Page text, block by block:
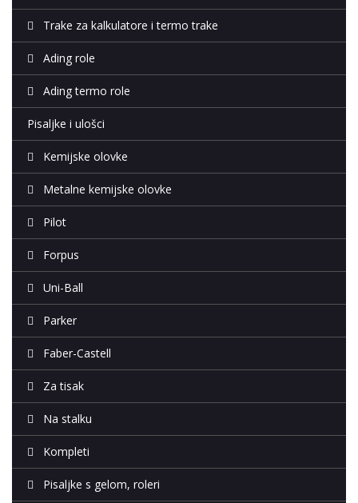
Trake za kalkulatore i termo trake
Ading role
Ading termo role
Pisaljke i ulošci
Kemijske olovke
Metalne kemijske olovke
Pilot
Forpus
Uni-Ball
Parker
Faber-Castell
Za tisak
Na stalku
Kompleti
Pisaljke s gelom, roleri